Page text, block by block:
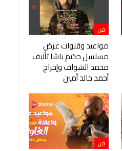
فن
مواعيد وقنوات عرض
مسلسل حكيم باشا تأليف
محمد الشواف وإخراج
أحمد خالد أمين
فن